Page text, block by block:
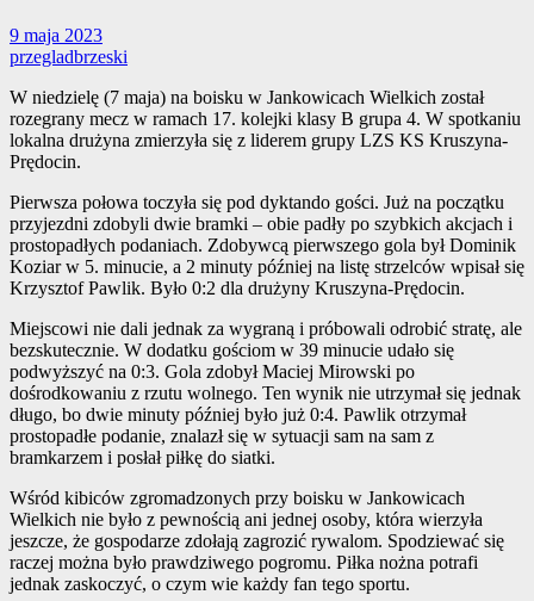
9 maja 2023
przegladbrzeski
W niedzielę (7 maja) na boisku w Jankowicach Wielkich został
rozegrany mecz w ramach 17. kolejki klasy B grupa 4. W spotkaniu
lokalna drużyna zmierzyła się z liderem grupy LZS KS Kruszyna-
Prędocin.
Pierwsza połowa toczyła się pod dyktando gości. Już na początku
przyjezdni zdobyli dwie bramki – obie padły po szybkich akcjach i
prostopadłych podaniach. Zdobywcą pierwszego gola był Dominik
Koziar w 5. minucie, a 2 minuty później na listę strzelców wpisał się
Krzysztof Pawlik. Było 0:2 dla drużyny Kruszyna-Prędocin.
Miejscowi nie dali jednak za wygraną i próbowali odrobić stratę, ale
bezskutecznie. W dodatku gościom w 39 minucie udało się
podwyższyć na 0:3. Gola zdobył Maciej Mirowski po
dośrodkowaniu z rzutu wolnego. Ten wynik nie utrzymał się jednak
długo, bo dwie minuty później było już 0:4. Pawlik otrzymał
prostopadłe podanie, znalazł się w sytuacji sam na sam z
bramkarzem i posłał piłkę do siatki.
Wśród kibiców zgromadzonych przy boisku w Jankowicach
Wielkich nie było z pewnością ani jednej osoby, która wierzyła
jeszcze, że gospodarze zdołają zagrozić rywalom. Spodziewać się
raczej można było prawdziwego pogromu. Piłka nożna potrafi
jednak zaskoczyć, o czym wie każdy fan tego sportu.